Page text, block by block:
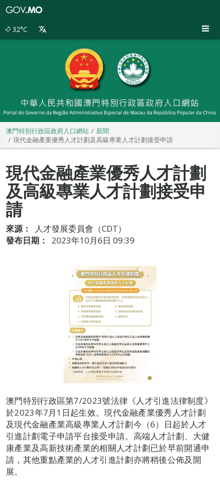
32°C
澳門特別行政區政府入口網站
新聞
現代金融產業優秀人才計劃及高級專業人才計劃接受申請
現代金融產業優秀人才計劃
及高級專業人才計劃接受申
請
來源：
人才發展委員會（CDT）
發布日期：
2023年10月6日 09:39
澳門特別行政區第7/2023號法律《人才引進法律制度》
於2023年7月1日起生效。現代金融產業優秀人才計劃
及現代金融產業高級專業人才計劃今（6）日起於人才
引進計劃電子申請平台接受申請。高端人才計劃、大健
康產業及高新技術產業的相關人才計劃已於早前開通申
請，其他重點產業的人才引進計劃亦將稍後公佈及開
展。